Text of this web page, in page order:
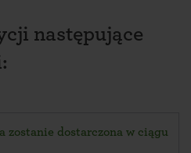
następujące
zostanie dostarczona w ciągu